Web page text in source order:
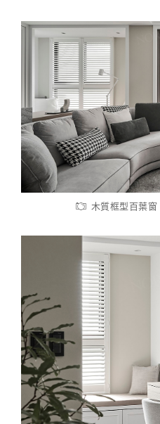
木質框型百葉